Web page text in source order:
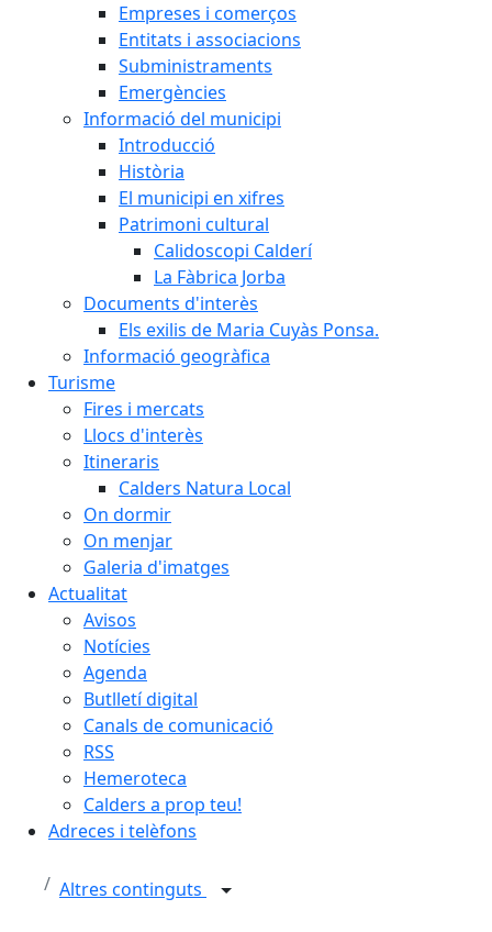
Empreses i comerços
Entitats i associacions
Subministraments
Emergències
Informació del municipi
Introducció
Història
El municipi en xifres
Patrimoni cultural
Calidoscopi Calderí
La Fàbrica Jorba
Documents d'interès
Els exilis de Maria Cuyàs Ponsa.
Informació geogràfica
Turisme
Fires i mercats
Llocs d'interès
Itineraris
Calders Natura Local
On dormir
On menjar
Galeria d'imatges
Actualitat
Avisos
Notícies
Agenda
Butlletí digital
Canals de comunicació
RSS
Hemeroteca
Calders a prop teu!
Adreces i telèfons
Altres continguts